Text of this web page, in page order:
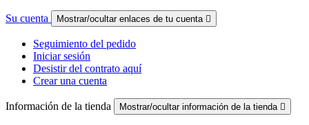
Su cuenta Mostrar/ocultar enlaces de tu cuenta 
Seguimiento del pedido
Iniciar sesión
Desistir del contrato aquí
Crear una cuenta
Información de la tienda Mostrar/ocultar información de la tienda 